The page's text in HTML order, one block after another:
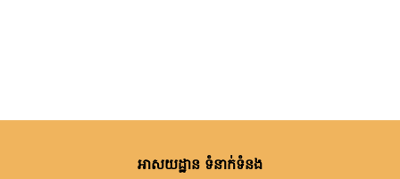
អាសយដ្ឋាន ទំនាក់ទំនង